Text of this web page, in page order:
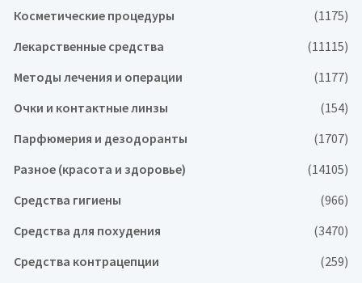
Косметические процедуры
(1175)
Лекарственные средства
(11115)
Методы лечения и операции
(1177)
Очки и контактные линзы
(154)
Парфюмерия и дезодоранты
(1707)
Разное (красота и здоровье)
(14105)
Средства гигиены
(966)
Средства для похудения
(3470)
Средства контрацепции
(259)